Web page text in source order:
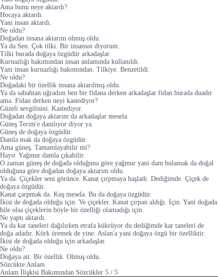
Ama bunu neye aktardı?
Hocaya aktardı.
Yani insan aktardı.
Ne oldu?
Doğadan insana aktarım olmuş oldu.
Ya da Sen. Çok tilki. Bir insansın diyorum.
Tilki burada doğaya özgüdür arkadaşlar.
Kurnazlığı bakımından insan anlamında kullanıldı.
Yani insan kurnazlığı bakımından. Tilkiye. Benzetildi.
Ne oldu?
Doğadaki bir özellik insana aktarılmış oldu.
Ya da sabahtan uğradım ben bir fidana derken arkadaşlar fidan burada duadır
ama. Fidan derken neyi kastediyor?
Güzeli sevgilisini. Kastediyor.
Doğadan doğaya aktarım da arkadaşlar mesela.
Güneş Terim'e damlıyor diyor ya.
Güneş de doğaya özgüdür.
Damla mak da doğaya özgüdür.
Ama güneş. Tamamlayabilir mi?
Hayır. Yağmur damla çıkabilir.
O zaman güneş de doğada olduğuna göre yağmur yani dam bulamak da doğal
olduğuna göre doğadan doğaya aktarım oldu.
Ya da. Çiçekler seni görünce. Kanat çırpmaya başladı. Dediğimde. Çiçek de
doğaya özgüdür.
Kanat çarpmak da. Kuş mesela. Bu da doğaya özgüdür.
İkisi de doğada olduğu için. Ve çiçekler. Kanat çırpan aldığı. İçin. Yani doğada
bile olsa çiçeklerin böyle bir özelliği olamadığı için.
Ne yaptı aktardı.
Ya da kar taneleri dağılırken etrafa kükrüyor du dediğimde kar taneleri de
doğa adadır. Kürk üremek de yine. Aslan'a yani doğaya özgü bir özelliktir.
İkisi de doğada olduğu için arkadaşlar.
Ne oldu?
Doğaya ait. Bir özellik. Olmuş oldu.
Sözcükte Anlam
Anlam İlişkisi Bakımından Sözcükler 5 / 5